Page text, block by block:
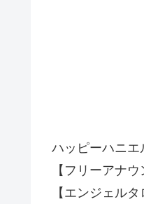
ハッピーハニエ
【フリーアナウ
【エンジェル